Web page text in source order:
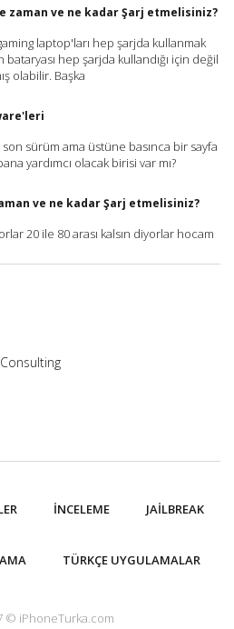
zaman ve ne kadar Şarj etmelisiniz?
laptop'ları hep şarjda kullanmak
bataryası hep şarjda kullandığı için değil
olabilir. Başka
sürüm ama üstüne basınca bir sayfa
yardımcı olacak birisi var mı?
ve ne kadar Şarj etmelisiniz?
20 ile 80 arası kalsın diyorlar hocam
İNCELEME JAILBREAK
TÜRKÇE UYGULAMALAR
© iPhoneTurka.com